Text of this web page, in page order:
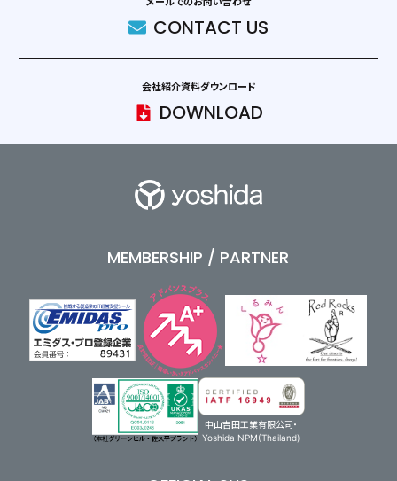
CONTACT US
会社紹介資料ダウンロード
DOWNLOAD
MEMBERSHIP / PARTNER
中山吉田工業有限公司・
Yoshida NPM(Thailand)